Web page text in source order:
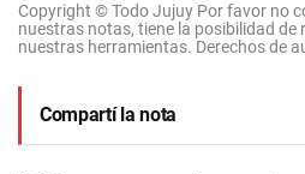
Copyright © Todo Jujuy Por favor no
nuestras notas, tiene la posibilidad
nuestras herramientas. Derechos de
Compartí la nota